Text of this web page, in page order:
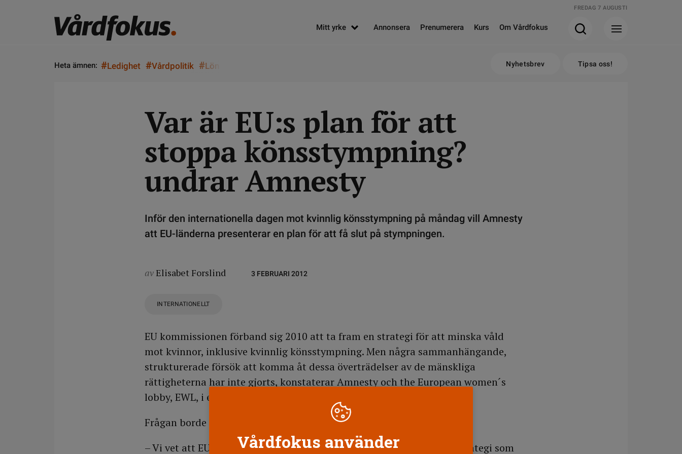
FREDAG 7 AUGUSTI
Mitt yrke Annonsera Prenumerera Kurs Om Vårdfokus
Heta ämnen: #Ledighet #Vårdpolitik #Lön Nyhetsbrev Tipsa oss!
Var är EU:s plan för att
stoppa könsstympning?
undrar Amnesty
Inför den internationella dagen mot kvinnlig könsstympning på måndag vill Amnesty
att EU-länderna presenterar en plan för att få slut på stympningen.
avElisabet Forslind 3 FEBRUARI 2012
INTERNATIONELLT
EU kommissionen förband sig 2010 att ta fram en strategi för att minska våld
mot kvinnor, inklusive kvinnlig könsstympning. Men några sammanhängande,
strukturerade försök att komma åt dessa överträdelser av de mänskliga
rättigheterna har inte gjorts, konstaterar Amnesty och the European women´s
lobby, EWL, i ett gemensamt pressmeddelande.
Frågan borde ha hög prioritet, anser organisationerna.
– Vi vet att EU har medlen att få stopp på våldet och presentera en strategi som
Vårdfokus använder